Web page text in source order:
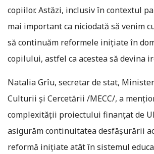
copiilor. Astăzi, inclusiv în contextul
mai important ca niciodată să venim
să continuăm reformele inițiate în
copilului, astfel ca acestea să devina
Natalia Grîu, secretar de stat,
Culturii și Cercetării /MECC/, a
complexității proiectului finanțat de
asigurăm continuitatea desfășurării
reformă inițiate atât în sistemul